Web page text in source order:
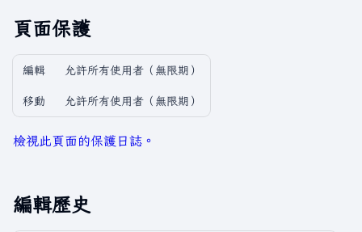
頁面保護
編輯 允許所有使用者​（無限期）
移動 允許所有使用者​（無限期）
檢視此頁面的保護日誌。
編輯歷史